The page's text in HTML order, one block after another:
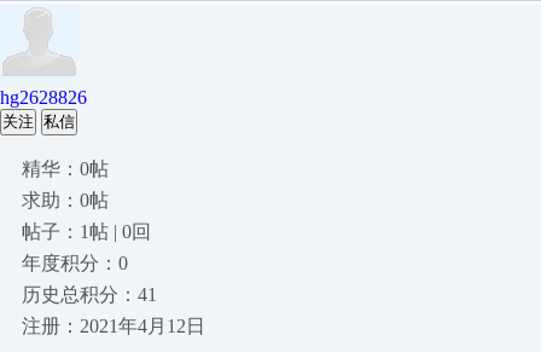
hg2628826
关注 私信
精华：0帖
求助：0帖
帖子：1帖 | 0回
年度积分：0
历史总积分：41
注册：2021年4月12日